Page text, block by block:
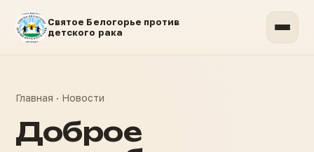
Святое Белогорье против
детского рака
Главная · Новости
Доброе